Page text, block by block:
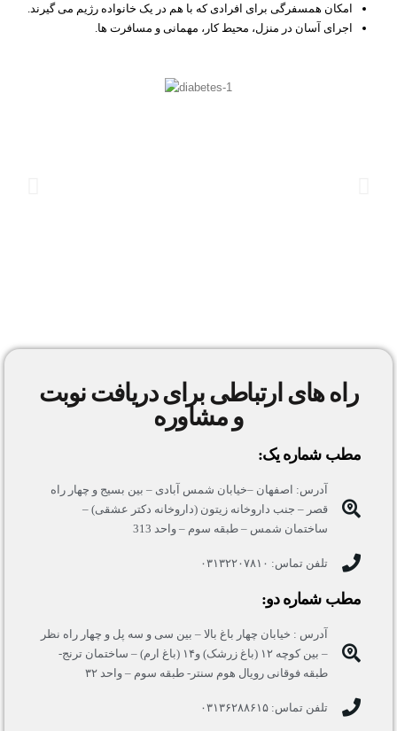
امکان همسفرگی برای افرادی که با هم در یک خانواده رژیم می گیرند.
اجرای آسان در منزل، محیط کار، مهمانی و مسافرت ها.
راه های ارتباطی برای دریافت نوبت
و مشاوره
مطب شماره یک:
آدرس: اصفهان –خیابان شمس آبادی – بین بسیج و چهار راه
قصر – جنب داروخانه زیتون (داروخانه دکتر عشقی) –
ساختمان شمس – طبقه سوم – واحد 313
تلفن تماس: ۰۳۱۳۲۲۰۷۸۱۰
مطب شماره دو:
آدرس : خیابان چهار باغ بالا – بین سی و سه پل و چهار راه نظر
– بین کوچه ۱۲ (باغ زرشک) و۱۴ (باغ ارم) – ساختمان ترنج-
طبقه فوقانی رویال هوم سنتر- طبقه سوم – واحد ۳۲
تلفن تماس: ۰۳۱۳۶۲۸۸۶۱۵